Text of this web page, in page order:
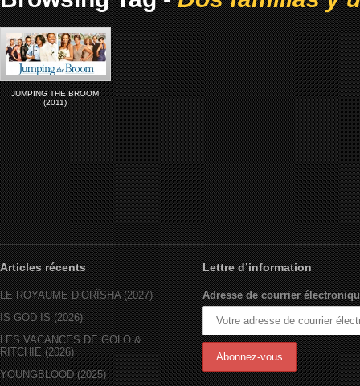
JUMPING THE BROOM
(2011)
Articles récents
LE ROYAUME D’ORÏSHA (2027)
IS GOD IS (2026)
LES VACANCES DE GOLO &
RITCHIE (2026)
YOUNGBLOOD (2025)
Lettre d’information
Adresse de courrier